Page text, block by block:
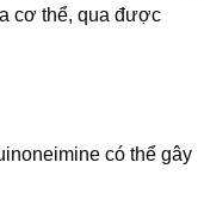
cơ thể, qua được
có thể gây